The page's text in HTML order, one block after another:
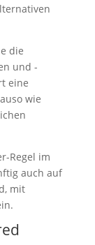
die
und -
eine
wie
Regel im
auch auf
mit